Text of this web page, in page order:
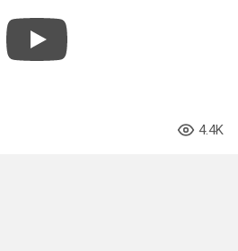
4.4K